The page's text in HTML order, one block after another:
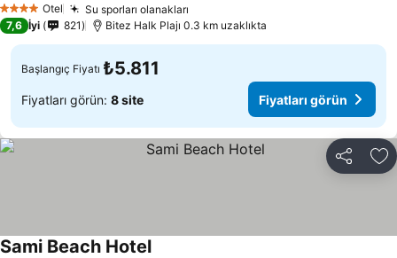
4 Yıldız Otel Su sporları olanakları
7,6 İyi 821 Bitez Halk Plajı 0.3 km uzaklıkta
Başlangıç Fiyatı ₺5.811
Fiyatları görün: 8 site Fiyatları görün
Paylaş
Sami Beach Hotel